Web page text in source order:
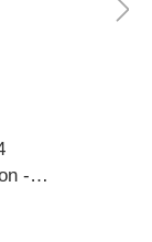
-